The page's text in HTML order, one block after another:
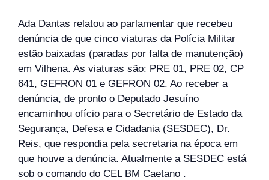
Ada Dantas relatou ao parlamentar que recebeu
denúncia de que cinco viaturas da Polícia Militar
estão baixadas (paradas por falta de manutenção)
em Vilhena. As viaturas são: PRE 01, PRE 02, CP
641, GEFRON 01 e GEFRON 02. Ao receber a
denúncia, de pronto o Deputado Jesuíno
encaminhou ofício para o Secretário de Estado da
Segurança, Defesa e Cidadania (SESDEC), Dr.
Reis, que respondia pela secretaria na época em
que houve a denúncia. Atualmente a SESDEC está
sob o comando do CEL BM Caetano .